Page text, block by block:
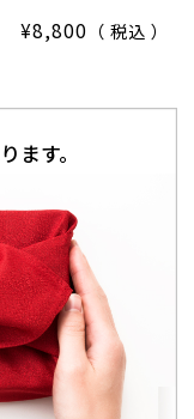
¥8,800 税込
ます。